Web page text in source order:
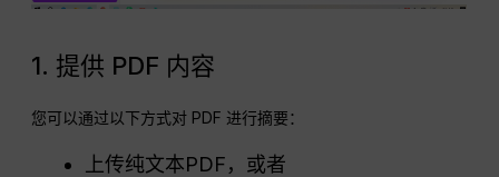
1. 提供 PDF 内容
您可以通过以下方式对 PDF 进行摘要：
上传纯文本PDF，或者